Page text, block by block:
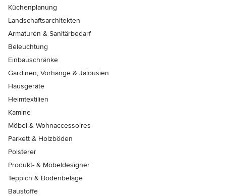
Küchenplanung
Landschaftsarchitekten
Armaturen & Sanitärbedarf
Beleuchtung
Einbauschränke
Gardinen, Vorhänge & Jalousien
Hausgeräte
Heimtextilien
Kamine
Möbel & Wohnaccessoires
Parkett & Holzböden
Polsterer
Produkt- & Möbeldesigner
Teppich & Bodenbeläge
Baustoffe